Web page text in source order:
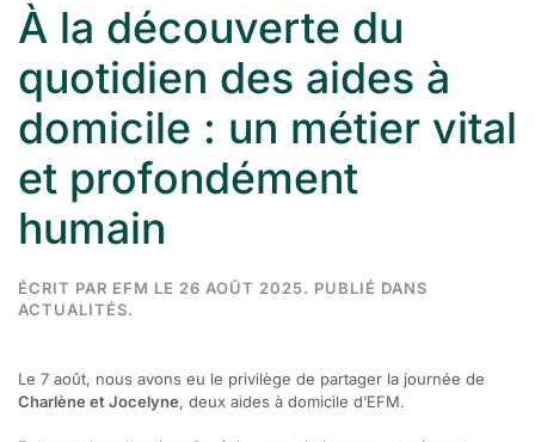
À la découverte du
quotidien des aides à
domicile : un métier vital
et profondément
humain
ÉCRIT PAR EFM LE 26 AOÛT 2025. PUBLIÉ DANS
ACTUALITÉS.
Le 7 août, nous avons eu le privilège de partager la journée de
Charlène et Jocelyne, deux aides à domicile d’EFM.